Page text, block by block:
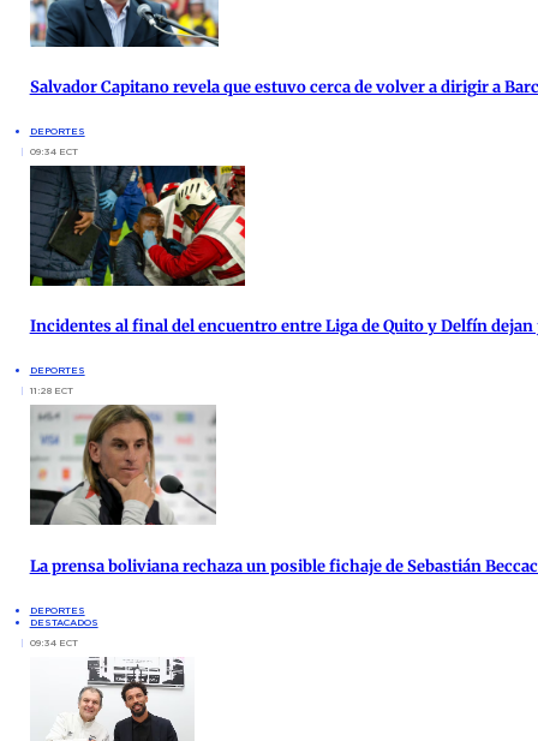
Salvador Capitano revela que estuvo cerca de volver a dirigir a
DEPORTES
09:34 ECT
Incidentes al final del encuentro entre Liga de Quito y Delfín
DEPORTES
11:28 ECT
La prensa boliviana rechaza un posible fichaje de Sebastián
DEPORTES
DESTACADOS
09:34 ECT